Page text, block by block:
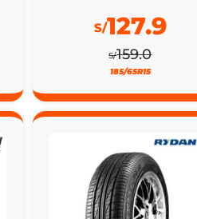
S/159.0
S/127.9
185/65R15